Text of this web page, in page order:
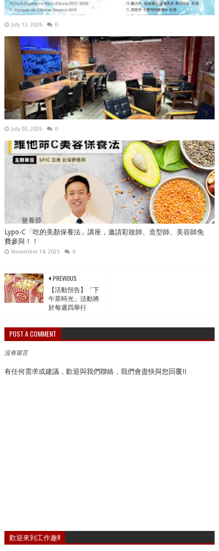
July 13, 2026 0
July 03, 2026 0
Lypo-C「吃的美顏保養法」講座，邀請彩妝師、造型師、美容師免
費參與！！
November 14, 2025 0
PREVIOUS
【活動預告】「下
午茶時光」活動將
於每週四舉行
POST A COMMENT
沒有留言
有任何需求或建議，歡迎與我們聯絡，我們會盡快與您回覆!!
歡迎來到工作趣!!